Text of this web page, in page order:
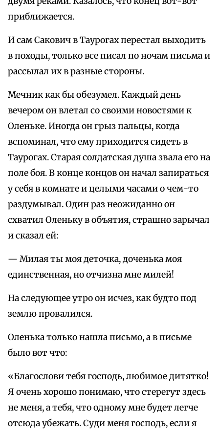
приближается.
И сам Сакович в Таурогах перестал выходить
в походы, только все писал по ночам письма и
рассылал их в разные стороны.
Мечник как бы обезумел. Каждый день
вечером он влетал со своими новостями к
Оленьке. Иногда он грыз пальцы, когда
вспоминал, что ему приходится сидеть в
Таурогах. Старая солдатская душа звала его на
поле боя. В конце концов он начал запираться
у себя в комнате и целыми часами о чем-то
раздумывал. Один раз неожиданно он
схватил Оленьку в объятия, страшно зарычал
и сказал ей:
— Милая ты моя деточка, доченька моя
единственная, но отчизна мне милей!
На следующее утро он исчез, как будто под
землю провалился.
Оленька только нашла письмо, а в письме
было вот что:
«Благослови тебя господь, любимое дитятко!
Я очень хорошо понимаю, что стерегут здесь
не меня, а тебя, что одному мне будет легче
отсюда убежать. Суди меня господь, если я